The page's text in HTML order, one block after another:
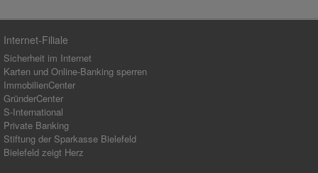
Internet-Filiale
Sicherheit im Internet
Karten und Online-Banking sperren
ImmobilienCenter
GründerCenter
S-International
Private Banking
Stiftung der Sparkasse Bielefeld
Bielefeld zeigt Herz